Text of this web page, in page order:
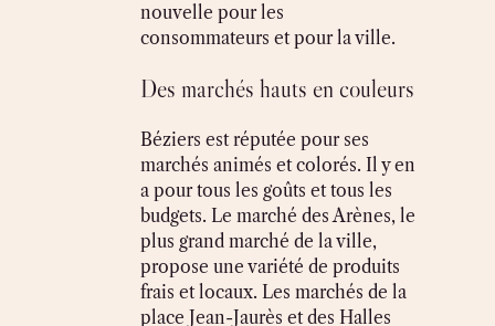
nouvelle pour les
consommateurs et pour la ville.
Des marchés hauts en couleurs
Béziers est réputée pour ses
marchés animés et colorés. Il y en
a pour tous les goûts et tous les
budgets. Le marché des Arènes, le
plus grand marché de la ville,
propose une variété de produits
frais et locaux. Les marchés de la
place Jean-Jaurès et des Halles